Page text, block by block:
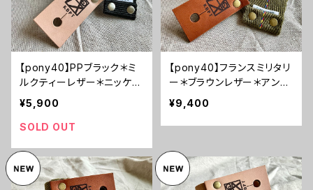
【pony40】PPブラック＊ミ
ルクティーレザー＊ニッケル
金具【ピン径8mm/ポリプロ
ピレン素材のギターストラッ
プ/pppmktn1】
¥5,900
SOLD OUT
【pony40】フランスミリタリ
ー＊ブラウンレザー＊アンテ
ィーク金具【ピン径8mm/フ
ランス軍放出素材のギター
ストラップ/pfrmbrna2】
¥9,400